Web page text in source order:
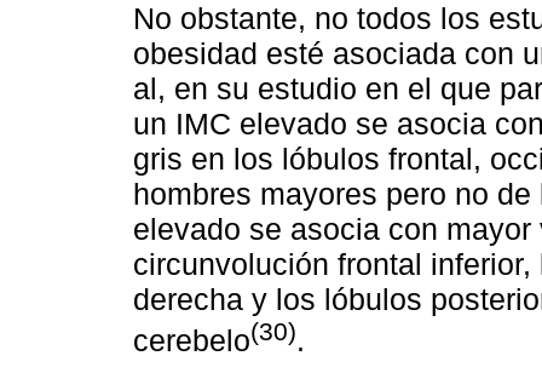
No obstante, no todos los
obesidad esté asociada con
al, en su estudio en el que
un IMC elevado se asocia
gris en los lóbulos frontal,
hombres mayores pero no
elevado se asocia con
circunvolución frontal
derecha y los lóbulos
cerebelo(30).